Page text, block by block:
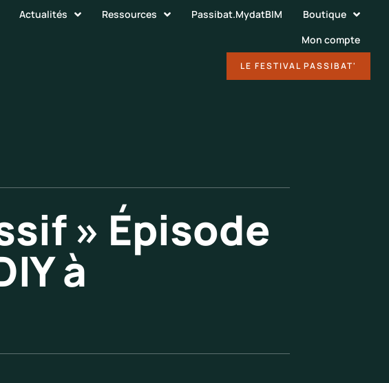
Actualités Ressources Passibat.MydatBIM
Boutique
Mon compte
LE FESTIVAL PASSIBAT'
» Épisode
à